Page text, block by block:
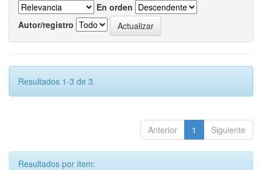
En orden
Autor/registro
Resultados 1-3 de 3.
Anterior 1 Siguiente
Resultados por ítem: